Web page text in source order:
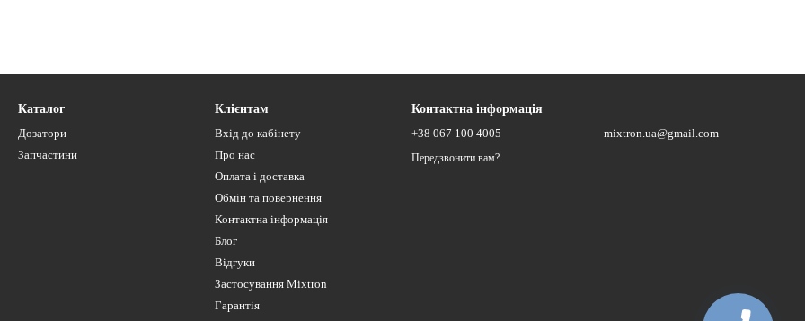
Каталог
Дозатори
Запчастини
Клієнтам
Вхід до кабінету
Про нас
Оплата і доставка
Обмін та повернення
Контактна інформація
Блог
Відгуки
Застосування Mixtron
Гарантія
Контактна інформація
+38 067 100 4005
Передзвонити вам?
mixtron.ua@gmail.com